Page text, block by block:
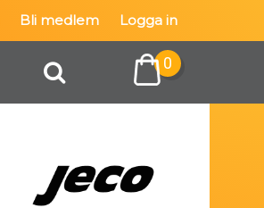
Bli medlem Logga in
0